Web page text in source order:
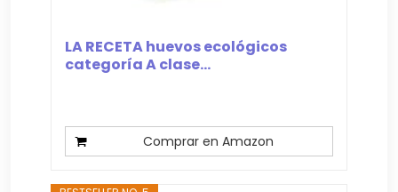
LA RECETA huevos ecológicos
categoría A clase...
Comprar en Amazon